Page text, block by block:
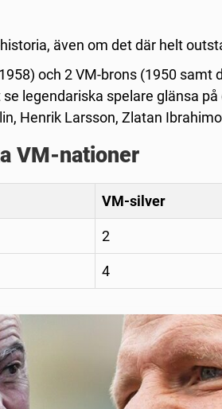
även om det där helt
och 2 VM-brons (1950 samt
legendariska spelare glänsa
Henrik Larsson, Zlatan
VM-nationer
VM-silver
2
4